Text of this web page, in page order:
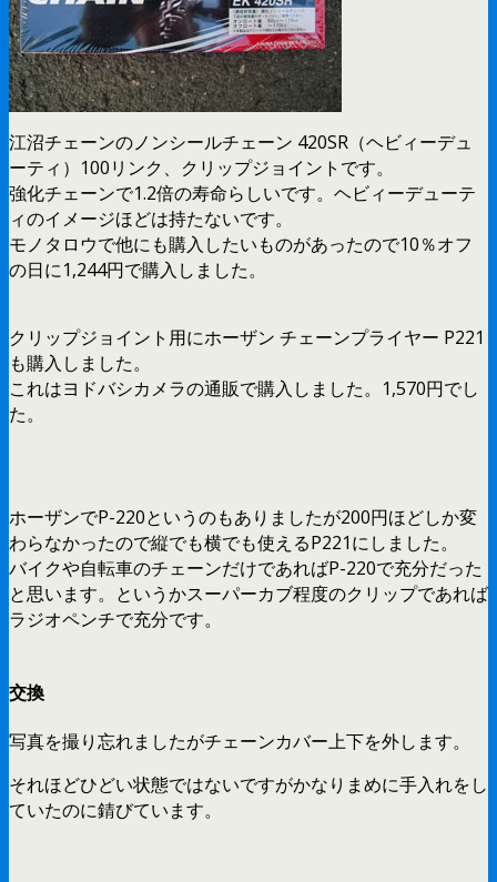
江沼チェーンのノンシールチェーン 420SR（ヘビィーデュ
ーティ）100リンク、クリップジョイントです。
強化チェーンで1.2倍の寿命らしいです。ヘビィーデューテ
ィのイメージほどは持たないです。
モノタロウで他にも購入したいものがあったので10％オフ
の日に1,244円で購入しました。
クリップジョイント用にホーザン チェーンプライヤー P221
も購入しました。
これはヨドバシカメラの通販で購入しました。1,570円でし
た。
ホーザンでP-220というのもありましたが200円ほどしか変
わらなかったので縦でも横でも使えるP221にしました。
バイクや自転車のチェーンだけであればP-220で充分だった
と思います。というかスーパーカブ程度のクリップであれば
ラジオペンチで充分です。
交換
写真を撮り忘れましたがチェーンカバー上下を外します。
それほどひどい状態ではないですがかなりまめに手入れをし
ていたのに錆びています。